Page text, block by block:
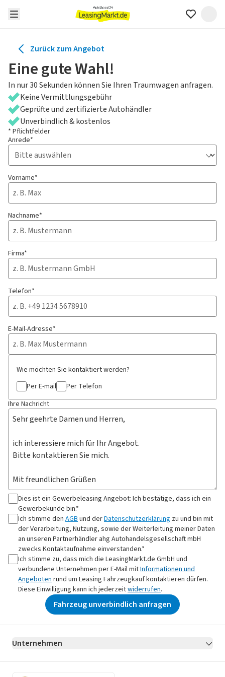
Zurück zum Angebot
Eine gute Wahl!
In nur 30 Sekunden können Sie Ihren Traumwagen anfragen.
Keine Vermittlungsgebühr
Geprüfte und zertifizierte Autohändler
Unverbindlich & kostenlos
* Pflichtfelder
Anrede*
Vorname*
Nachname*
Firma*
Telefon*
E-Mail-Adresse*
Wie möchten Sie kontaktiert werden?
Per E-mail
Per Telefon
Ihre Nachricht
Dies ist ein Gewerbeleasing Angebot: Ich bestätige, dass ich ein
Gewerbekunde bin.*
Ich stimme den AGBund derDatenschutzerklärung zu und bin mit
der Verarbeitung, Nutzung, sowie der Weiterleitung meiner Daten
an unseren Partnerhändler ahg Autohandelsgesellschaft mbH
zwecks Kontaktaufnahme einverstanden.*
Ich stimme zu, dass mich die LeasingMarkt.de GmbH und
verbundene Unternehmen per E-Mail mitInformationen und
Angebotenrund um Leasing Fahrzeugkauf kontaktieren dürfen.
Diese Einwilligung kann ich jederzeitwiderrufen.
Fahrzeug unverbindlich anfragen
Unternehmen